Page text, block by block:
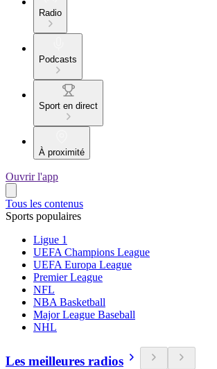
Radio
Podcasts
Sport en direct
À proximité
Ouvrir l'app
Tous les contenus
Sports populaires
Ligue 1
UEFA Champions League
UEFA Europa League
Premier League
NFL
NBA Basketball
Major League Baseball
NHL
Les meilleures radios